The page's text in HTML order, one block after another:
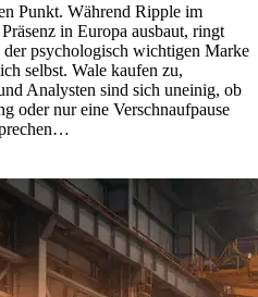
Punkt. Während Ripple im
in Europa ausbaut, ringt
psychologisch wichtigen Marke
selbst. Wale kaufen zu,
Analysten sind sich uneinig, ob
oder nur eine Verschnaufpause